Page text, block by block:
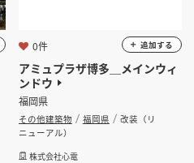
アミュプラザ博多＿メインウィ
ンドウ
福岡県
その他建築物 福岡県
改装（リ
ニューアル）
株式会社心電
0件 追加する